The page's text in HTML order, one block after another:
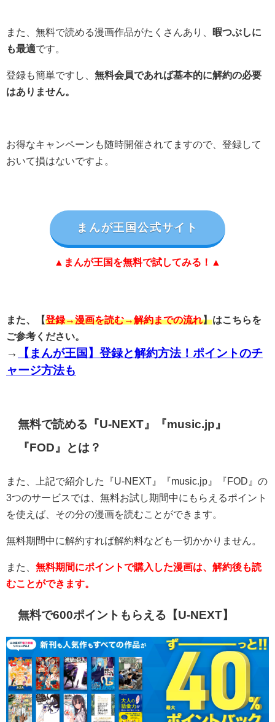
また、無料で読める漫画作品がたくさんあり、
暇つぶしに
も最適です。
登録も簡単ですし、 無料会員であれば基本的に解約の必要
はありません。
お得なキャンペーンも随時開催されてますので、登録して
おいて損はないですよ。
まんが王国公式サイト
▲まんが王国を無料で試してみる！▲
また、【登録→漫画を読む→解約までの流れ】はこちらを
ご参考ください。
→
【まんが王国】登録と解約方法！ポイントのチ
ャージ方法も
無料で読める『U-NEXT』『music.jp』
『FOD』とは？
また、上記で紹介した『U-NEXT』『music.jp』『FOD』の
3つのサービスでは、無料お試し期間中にもらえるポイント
を使えば、その分の漫画を読むことができます。
無料期間中に解約すれば解約料なども一切かかりません。
また、 無料期間にポイントで購入した漫画は、解約後も読
むことができます。
無料で600ポイントもらえる【U-NEXT】